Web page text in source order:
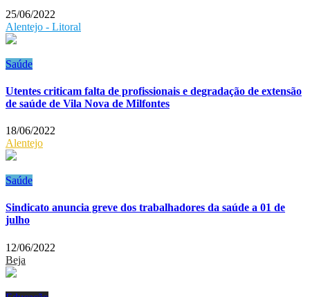
25/06/2022
Alentejo - Litoral
Saúde
Utentes criticam falta de profissionais e degradação de extensão
de saúde de Vila Nova de Milfontes
18/06/2022
Alentejo
Saúde
Sindicato anuncia greve dos trabalhadores da saúde a 01 de
julho
12/06/2022
Beja